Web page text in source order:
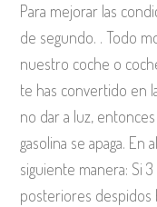
Para mejorar las
de segundo. . Todo
nuestro coche o
te has convertido en
no dar a luz,
gasolina se apaga.
siguiente manera: Si
posteriores